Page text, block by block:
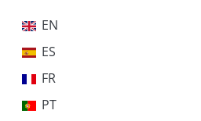
EN
ES
FR
PT